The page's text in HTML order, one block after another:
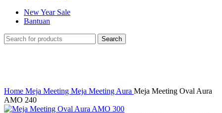
New Year Sale
Bantuan
Search
Home Meja Meeting Meja Meeting Aura Meja Meeting Oval Aura
AMO 240